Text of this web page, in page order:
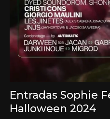
Entradas Sophie
Halloween 2024